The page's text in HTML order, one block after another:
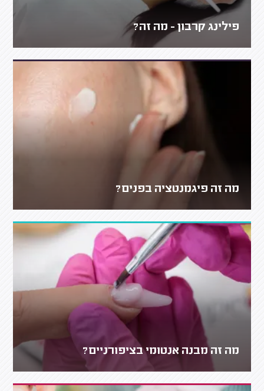
פילינג קרבון - מה זה?
מה זה פיגמנטציה בפנים?
מה זה מבנה אנטומי בציפורניים?